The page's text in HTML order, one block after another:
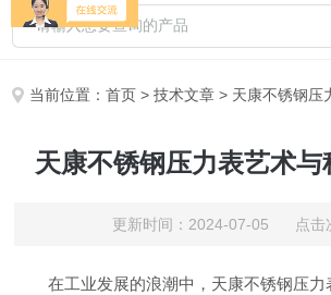
当前位置：首页 >技术文章 > 天康不锈钢压力
天康不锈钢压力表艺术与
更新时间：2024-07-05 点击
在工业发展的浪潮中，天康不锈钢压力